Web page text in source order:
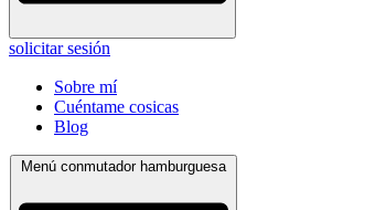
solicitar sesión
Sobre mí
Cuéntame cosicas
Blog
Menú conmutador hamburguesa